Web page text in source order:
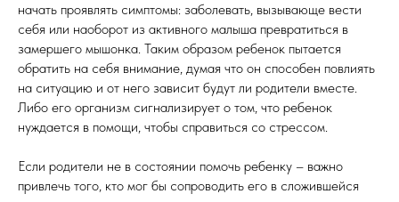
начать проявлять симптомы: заболевать, вызывающе вести
себя или наоборот из активного малыша превратиться в
замершего мышонка. Таким образом ребенок пытается
обратить на себя внимание, думая что он способен повлиять
на ситуацию и от него зависит будут ли родители вместе.
Либо его организм сигнализирует о том, что ребенок
нуждается в помощи, чтобы справиться со стрессом.
Если родители не в состоянии помочь ребенку – важно
привлечь того, кто мог бы сопроводить его в сложившейся